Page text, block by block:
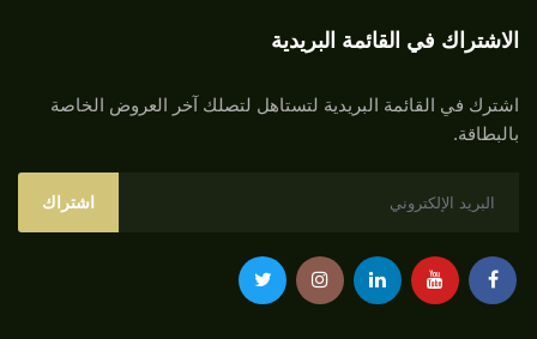
الاشتراك في القائمة البريدية
اشترك في القائمة البريدية لتستاهل لتصلك آخر العروض الخاصة
بالبطاقة.
اشتراك